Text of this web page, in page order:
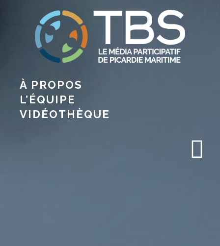
À PROPOS
L’ÉQUIPE
VIDÉOTHÈQUE